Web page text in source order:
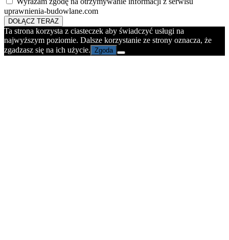
uprawnienia-budowlane.com
DOŁĄCZ TERAZ
Ta strona korzysta z ciasteczek aby świadczyć usługi na
najwyższym poziomie. Dalsze korzystanie ze strony oznacza, że
zgadzasz się na ich użycie. Zgoda